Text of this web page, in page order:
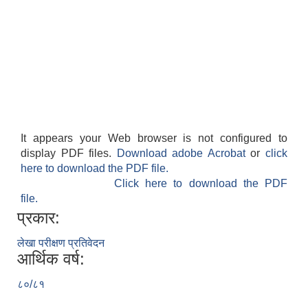
It appears your Web browser is not configured to
display PDF files.
Download adobe Acrobatorclick
here to download the PDF file.
Click here to download the PDF
file.
प्रकार:
लेखा परीक्षण प्रतिवेदन
आर्थिक वर्ष:
८०/८१